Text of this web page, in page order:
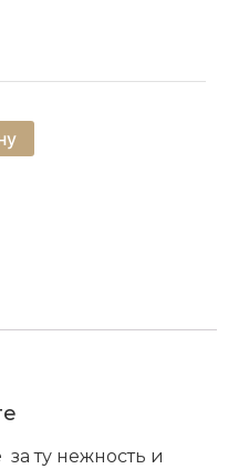
за ту нежность и